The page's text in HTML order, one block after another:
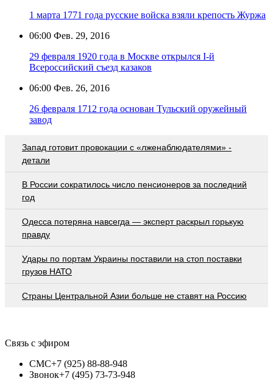
1 марта 1771 года русские войска взяли крепость Журжа
06:00 Фев. 29, 2016
29 февраля 1920 года в Москве открылся I-й
Всероссийский съезд казаков
06:00 Фев. 26, 2016
26 февраля 1712 года основан Тульский оружейный
завод
Запад готовит провокации с «лженаблюдателями» -
детали
В России сократилось число пенсионеров за последний
год
Oдecca пoтeрянa нaвceгдa — экcпeрт рacкрыл гoрькую
прaвду
Удары по портам Украины поставили на стоп поставки
грузов НАТО
Страны Центральной Азии больше не ставят на Россию
Связь с эфиром
СМС+7 (925) 88-88-948
Звонок+7 (495) 73-73-948